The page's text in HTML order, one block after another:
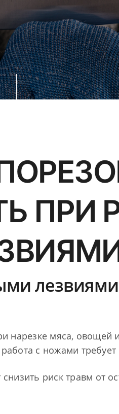
ПРИ
нарезке мяса, овощей
с ножами
риск травм от